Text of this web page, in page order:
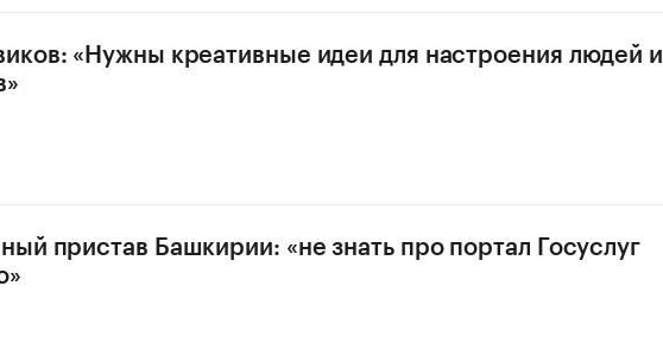
«Нужны креативные идеи для настроения людей и
пристав Башкирии: «не знать про портал Госуслуг